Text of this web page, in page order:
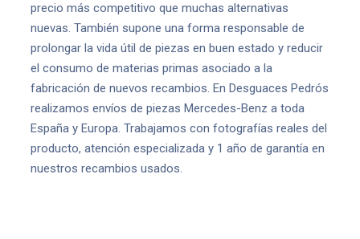
precio más competitivo que muchas alternativas
nuevas. También supone una forma responsable de
prolongar la vida útil de piezas en buen estado y reducir
el consumo de materias primas asociado a la
fabricación de nuevos recambios. En Desguaces Pedrós
realizamos envíos de piezas Mercedes-Benz a toda
España y Europa. Trabajamos con fotografías reales del
producto, atención especializada y 1 año de garantía en
nuestros recambios usados.